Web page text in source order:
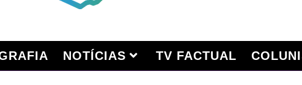
NOTÍCIAS TV FACTUAL